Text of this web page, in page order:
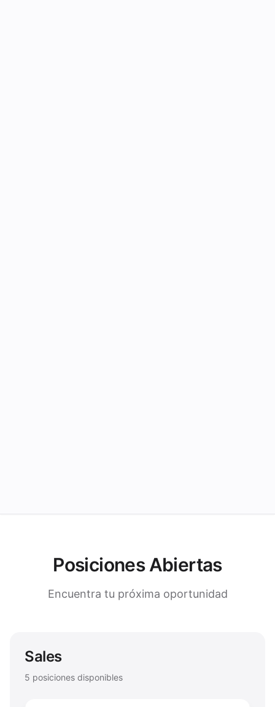
Posiciones Abiertas
Encuentra tu próxima oportunidad
Sales
5 posiciones disponibles